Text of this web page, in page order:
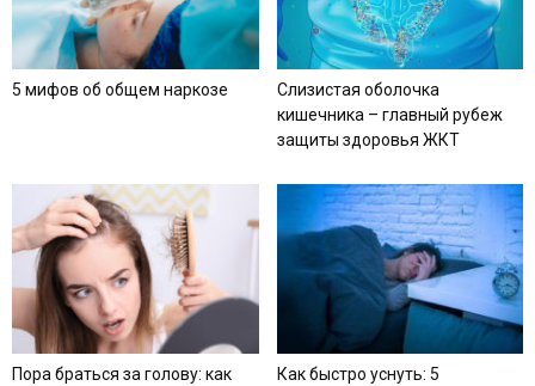
5 мифов об общем наркозе
Слизистая оболочка
кишечника – главный рубеж
защиты здоровья ЖКТ
Пора браться за голову: как
Как быстро уснуть: 5